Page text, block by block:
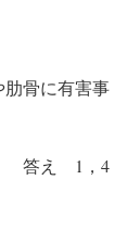
骨に有害事
答え 1，4